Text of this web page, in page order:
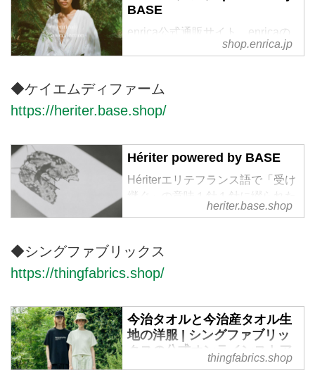
BASE
enrica公式通販サイト。enricaの
洋服は日本の天然素材、植物を使
く人の縁や偶然の出会いを大切に
今を経てこの先へと受け継がれる
shop.enrica.jp
◆ケイエムディファーム
https://heriter.base.shop/
Hériter powered by BASE
Hériterエリテフランス語で「受け
継ぐ」の意味１針１針に綴られた
記憶と技術を未来に受け継ぐ余韻
間をかけて関わる全ての人々の試
行錯誤でできています。時代と共
に、手仕事や技術が衰退しつつあ
ができ、長く愛する事のできる物
作りを目指します。
heriter.base.shop
◆シングファブリックス
https://thingfabrics.shop/
今治タオルと今治産タオル生
地の洋服 | シングファブリッ
クスの公式オンラインストア
愛媛県今治市で近年世界から一躍
thingfabrics.shop